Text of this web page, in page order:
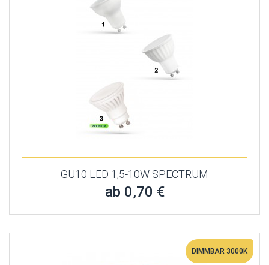
GU10 LED 1,5-10W SPECTRUM
ab 0,70 €
DIMMBAR 3000K